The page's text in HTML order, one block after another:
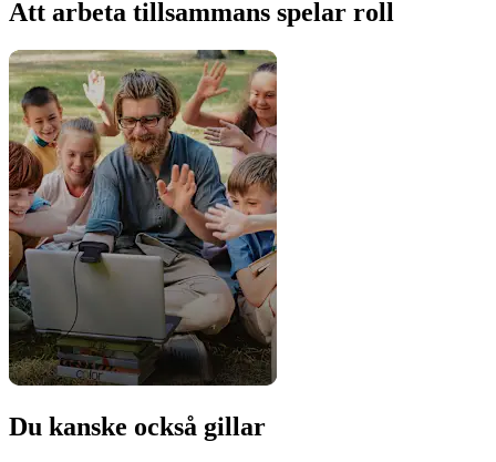
Att arbeta tillsammans spelar roll
Du kanske också gillar